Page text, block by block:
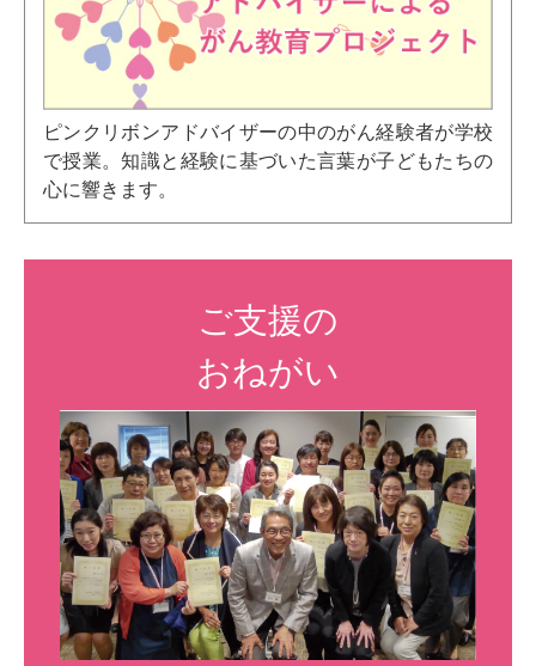
ピンクリボンアドバイザーの中のがん経験者が学校
で授業。知識と経験に基づいた言葉が子どもたちの
心に響きます。
ご支援の
おねがい